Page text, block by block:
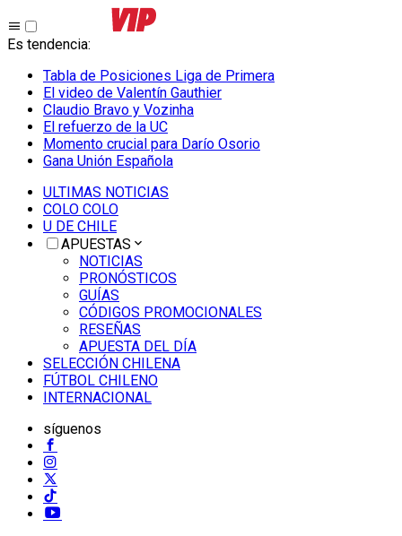
Es tendencia:
Tabla de Posiciones Liga de Primera
El video de Valentín Gauthier
Claudio Bravo y Vozinha
El refuerzo de la UC
Momento crucial para Darío Osorio
Gana Unión Española
ULTIMAS NOTICIAS
COLO COLO
U DE CHILE
APUESTAS
NOTICIAS
PRONÓSTICOS
GUÍAS
CÓDIGOS PROMOCIONALES
RESEÑAS
APUESTA DEL DÍA
SELECCIÓN CHILENA
FÚTBOL CHILENO
INTERNACIONAL
síguenos